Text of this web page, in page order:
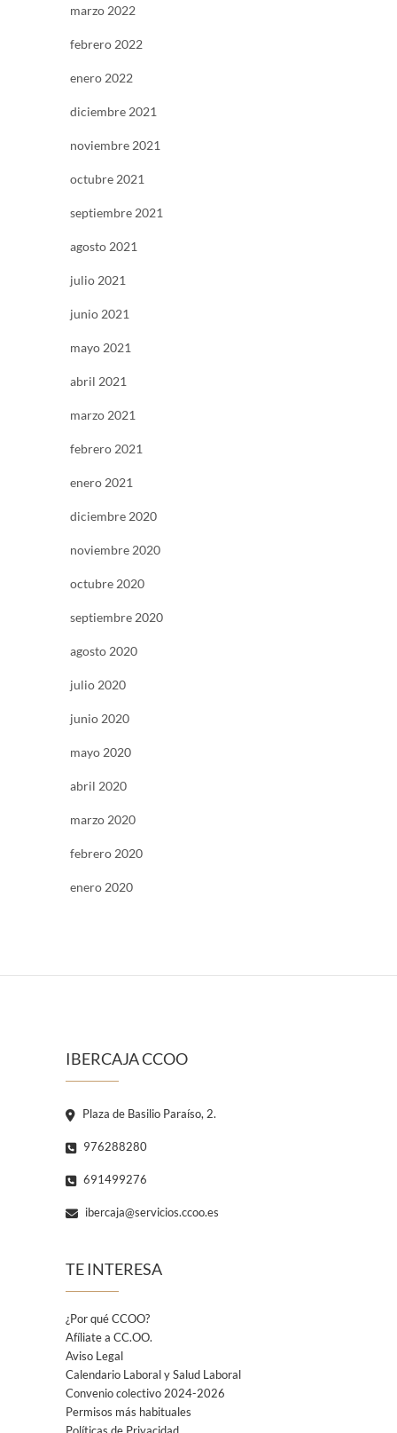
marzo 2022
febrero 2022
enero 2022
diciembre 2021
noviembre 2021
octubre 2021
septiembre 2021
agosto 2021
julio 2021
junio 2021
mayo 2021
abril 2021
marzo 2021
febrero 2021
enero 2021
diciembre 2020
noviembre 2020
octubre 2020
septiembre 2020
agosto 2020
julio 2020
junio 2020
mayo 2020
abril 2020
marzo 2020
febrero 2020
enero 2020
IBERCAJA CCOO
Plaza de Basilio Paraíso, 2.
976288280
691499276
ibercaja@servicios.ccoo.es
TE INTERESA
¿Por qué CCOO?
Afíliate a CC.OO.
Aviso Legal
Calendario Laboral y Salud Laboral
Convenio colectivo 2024-2026
Permisos más habituales
Políticas de Privacidad